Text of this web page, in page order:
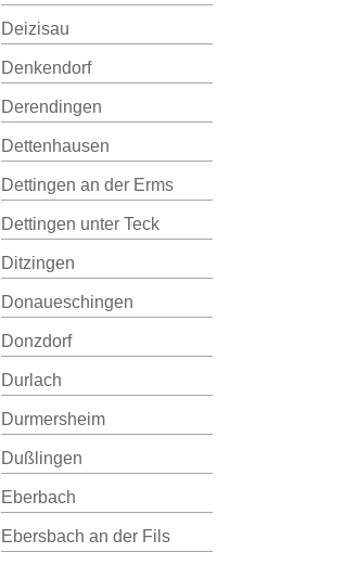
Deizisau
Denkendorf
Derendingen
Dettenhausen
Dettingen an der Erms
Dettingen unter Teck
Ditzingen
Donaueschingen
Donzdorf
Durlach
Durmersheim
Dußlingen
Eberbach
Ebersbach an der Fils